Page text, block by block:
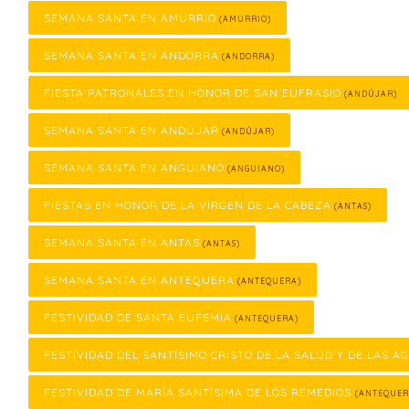
SEMANA SANTA EN AMURRIO (AMURRIO)
SEMANA SANTA EN ANDORRA (ANDORRA)
FIESTA PATRONALES EN HONOR DE SAN EUFRASIO (ANDÚJAR)
SEMANA SANTA EN ANDÚJAR (ANDÚJAR)
SEMANA SANTA EN ANGUIANO (ANGUIANO)
FIESTAS EN HONOR DE LA VIRGEN DE LA CABEZA (ANTAS)
SEMANA SANTA EN ANTAS (ANTAS)
SEMANA SANTA EN ANTEQUERA (ANTEQUERA)
FESTIVIDAD DE SANTA EUFEMIA (ANTEQUERA)
FESTIVIDAD DEL SANTÍSIMO CRISTO DE LA SALUD Y DE LAS
FESTIVIDAD DE MARÍA SANTÍSIMA DE LOS REMEDIOS